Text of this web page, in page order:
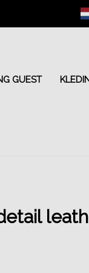
GUEST